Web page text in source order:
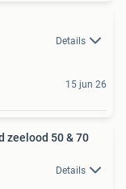
Details
15 jun 26
zeelood 50 & 70
Details